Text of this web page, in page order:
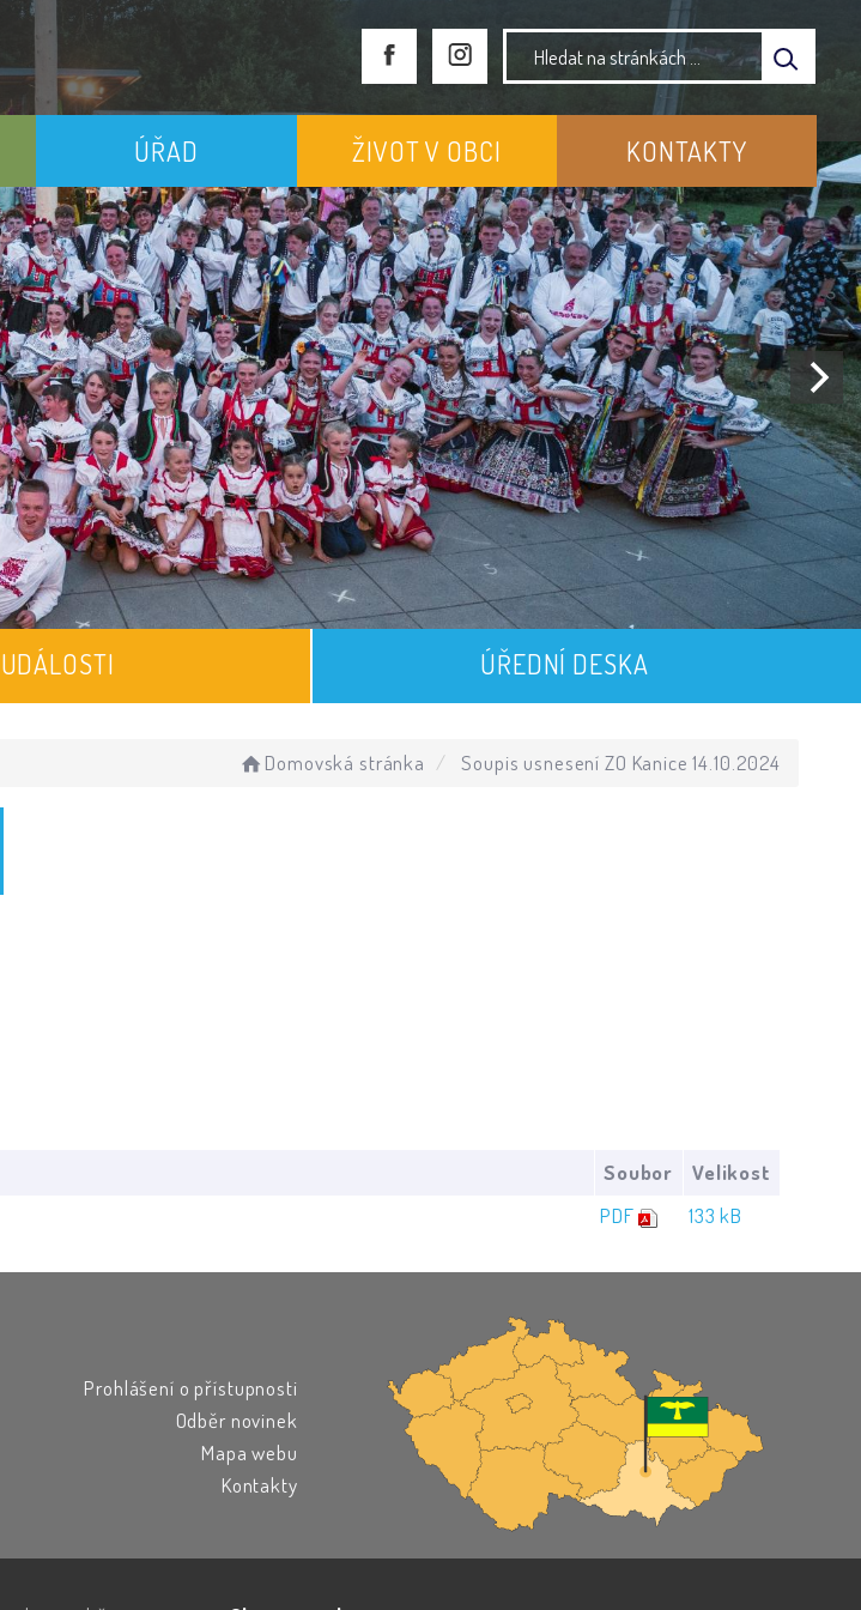
ÚŘAD ŽIVOT V OBCI KONTAKTY
UDÁLOSTI ÚŘEDNÍ DESKA
Domovská stránka Soupis usnesení ZO Kanice 14.10.2024
Soubor
Velikost
PDF 133 kB
Prohlášení o přístupnosti
Odběr novinek
Mapa webu
Kontakty